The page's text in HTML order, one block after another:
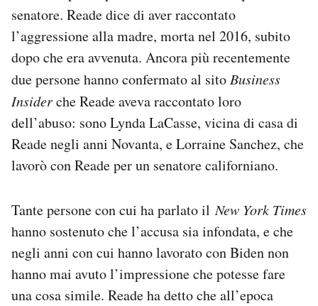
senatore. Reade dice di aver raccontato
l’aggressione alla madre, morta nel 2016, subito
dopo che era avvenuta. Ancora più recentemente
due persone hanno confermato al sitoBusiness
Insiderche Reade aveva raccontato loro
dell’abuso: sono Lynda LaCasse, vicina di casa di
Reade negli anni Novanta, e Lorraine Sanchez, che
lavorò con Reade per un senatore californiano.
Tante persone con cui ha parlato ilNew York Times
hanno sostenuto che l’accusa sia infondata, e che
negli anni con cui hanno lavorato con Biden non
hanno mai avuto l’impressione che potesse fare
una cosa simile. Reade ha detto che all’epoca